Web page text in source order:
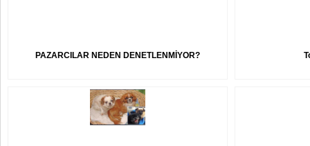
PAZARCILAR NEDEN DENETLENMİYOR?